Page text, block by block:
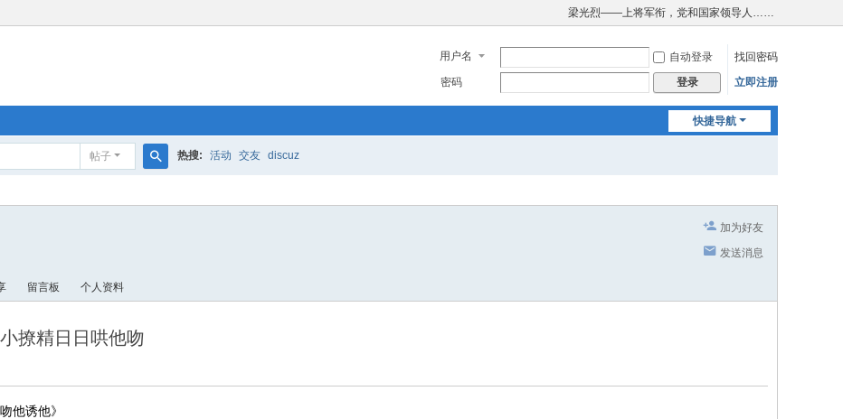
梁光烈——上将军衔，党和国家领导人……
用户名 自动登录
找回密码
密码
登录 立即注册
快捷导航
帖子
索
热搜: 活动 交友 discuz
加为好友
发送消息
留言板 个人资料
撩精日日哄他吻
他诱他》